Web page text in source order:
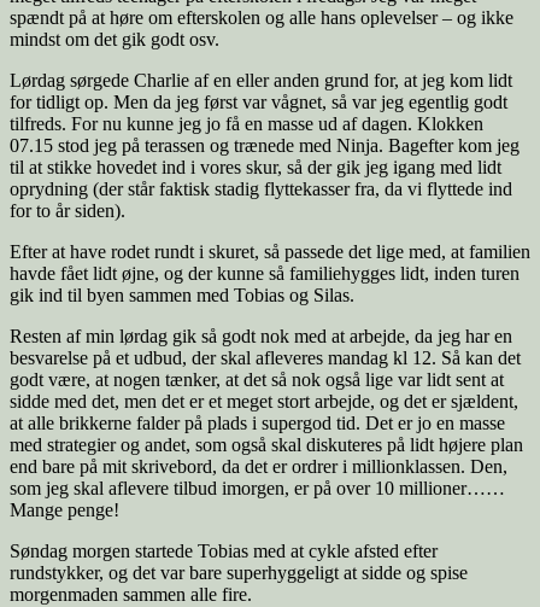
spændt på at høre om efterskolen og alle hans oplevelser – og ikke
mindst om det gik godt osv.
Lørdag sørgede Charlie af en eller anden grund for, at jeg kom lidt
for tidligt op. Men da jeg først var vågnet, så var jeg egentlig godt
tilfreds. For nu kunne jeg jo få en masse ud af dagen. Klokken
07.15 stod jeg på terassen og trænede med Ninja. Bagefter kom jeg
til at stikke hovedet ind i vores skur, så der gik jeg igang med lidt
oprydning (der står faktisk stadig flyttekasser fra, da vi flyttede ind
for to år siden).
Efter at have rodet rundt i skuret, så passede det lige med, at familien
havde fået lidt øjne, og der kunne så familiehygges lidt, inden turen
gik ind til byen sammen med Tobias og Silas.
Resten af min lørdag gik så godt nok med at arbejde, da jeg har en
besvarelse på et udbud, der skal afleveres mandag kl 12. Så kan det
godt være, at nogen tænker, at det så nok også lige var lidt sent at
sidde med det, men det er et meget stort arbejde, og det er sjældent,
at alle brikkerne falder på plads i supergod tid. Det er jo en masse
med strategier og andet, som også skal diskuteres på lidt højere plan
end bare på mit skrivebord, da det er ordrer i millionklassen. Den,
som jeg skal aflevere tilbud imorgen, er på over 10 millioner……
Mange penge!
Søndag morgen startede Tobias med at cykle afsted efter
rundstykker, og det var bare superhyggeligt at sidde og spise
morgenmaden sammen alle fire.